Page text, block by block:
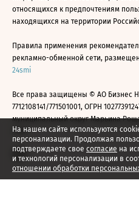
На нашем сайте используются
персонализации. Продолжая
подтверждаете свое согласие на
и технологий персонализации в
отношении обработки
относящихся к предпочтениям
находящихся на территории
Правила применения
рекламно-обменной сети,
24smi
Все права защищены © АО Бизнес
7712108141/771501001, ОГРН
муниципальный округ Марьина
2026